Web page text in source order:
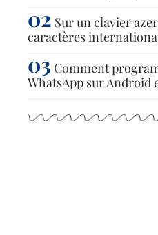
Sur un clavier
caractères
Comment
WhatsApp sur Android